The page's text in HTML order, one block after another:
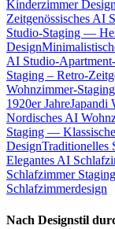
Kinderzimmer Design
Zeitgenössisches AI
Studio-Staging —
Design
AI Studio-
Staging – Retro-
Wohnzimmer-
1920er JahreJapandi
Nordisches AI
Staging —
DesignTraditionelles
Elegantes AI
Schlafzimmer
Schlafzimmerdesign
Nach Designstil